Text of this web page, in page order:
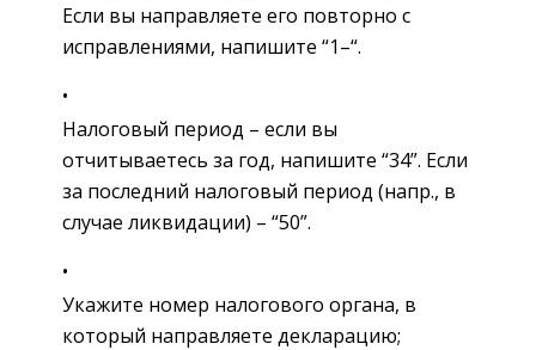
Если вы направляете его повторно с
исправлениями, напишите “1–“.
Налоговый период – если вы
отчитываетесь за год, напишите “34”. Если
за последний налоговый период (напр., в
случае ликвидации) – “50”.
Укажите номер налогового органа, в
который направляете декларацию;